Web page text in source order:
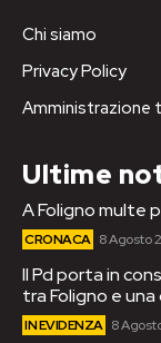
Chi siamo
Privacy Policy
Amministrazione
Ultime
A Foligno multe
CRONACA 8 Agosto
Il Pd porta in
tra Foligno e
IN EVIDENZA 8